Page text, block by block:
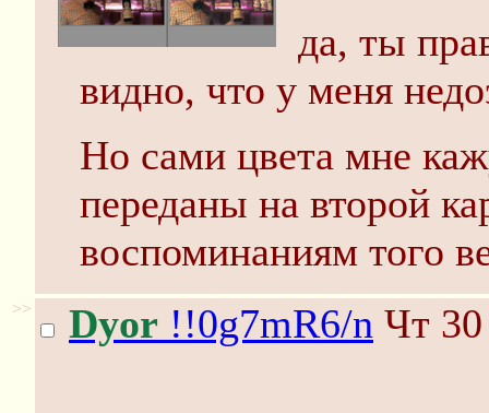
да, ты
видно, что у меня
Но сами цвета мне
переданы на второй
воспоминаниям того
>> Dyor !!0g7mR6/n Чт